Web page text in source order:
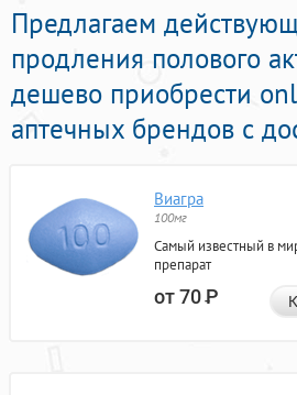
Предлагаем
продления полового
дешево приобрести
аптечных брендов с
Виагра
100мг
Самый известный в
препарат
от 70Р